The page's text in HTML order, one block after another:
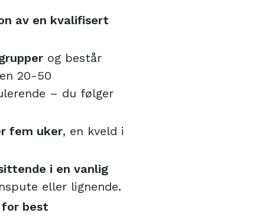
av en kvalifisert
og består
20-50
– du følger
fem uker, en kveld i
i en vanlig
eller lignende.
for best